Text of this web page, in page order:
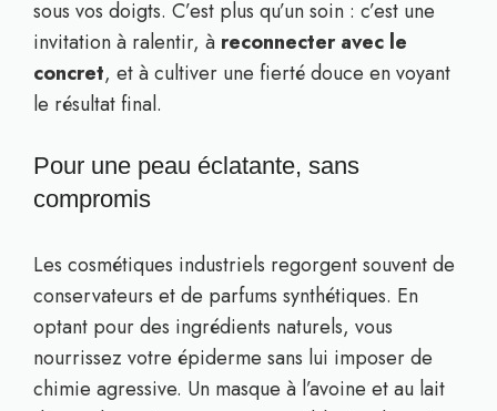
sous vos doigts. C’est plus qu’un soin : c’est une
invitation à ralentir, à reconnecter avec le
concret, et à cultiver une fierté douce en voyant
le résultat final.
Pour une peau éclatante, sans
compromis
Les cosmétiques industriels regorgent souvent de
conservateurs et de parfums synthétiques. En
optant pour des ingrédients naturels, vous
nourrissez votre épiderme sans lui imposer de
chimie agressive. Un masque à l’avoine et au lait